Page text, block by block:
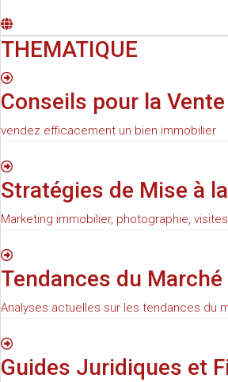
THEMATIQUE
Conseils pour la
vendez efficacement un bien immobilier
Stratégies de Mise à
Marketing immobilier, photographie,
Tendances du
Analyses actuelles sur les tendances du
Guides Juridiques et